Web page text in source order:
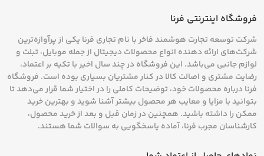
تقسیم می‌شوند که بسته به نیاز فرد و نوع
دستگاهی که قرار است شارژ شود، باید انتخاب
شوند. ظرفیت پاوربانک معمولا با واحد میلی‌آمپر
ساعت اندازه‌گیری می‌شود. هر چه ظرفیت پاوربانک
بیشتر باشد، توانایی آن در ذخیره انرژی بیشتر است و
می‌تواند دستگاه‌های بیشتری را شارژ کند یا مدت
فروشگاه اینترنتی فرنا
شرکت توسعه تجارت هوشمند فاخر با نام تجاری فرنا یکی از پرآوازه‌ترین
شرکت‌های ارائه دهنده انواع محصولات دیجیتال از جمله موبایل، تبلت و
لوازم جانبی می‌باشد. این فروشگاه در چند سال اخیر با تکیه بر اعتماد،
رضایت مشتری و اصالت کالا در کنار مشتریان بسیاری بوده است. فروشگاه
فرنا درباره محصولات خود، توضیحات کاملی را در اختیار شما قرار می‌دهد تا
بتوانید با مزایا و معایب هر محصول بیشتر آشنا شوید و بهترین خرید
ممکن را داشته باشید. همچنین در زمان قبل و بعد از خرید محصول،
کارشناسان مجرب فرنا، آماده پاسخگویی به سوالات شما هستند.